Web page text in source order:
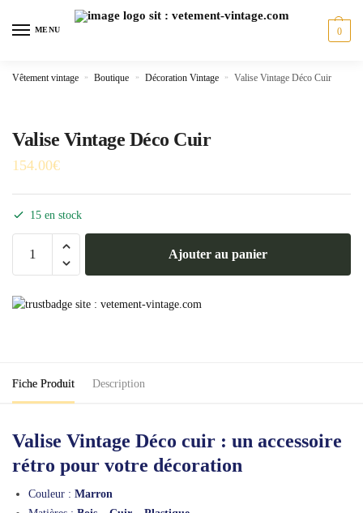
MENU 0
Vêtement vintage » Boutique » Décoration Vintage » Valise Vintage Déco Cuir
Valise Vintage Déco Cuir
154.00€
15 en stock
Vintage
Ajouter au panier
Fiche Produit Description
Valise Vintage Déco cuir : un accessoire
rétro pour votre décoration
Couleur : Marron